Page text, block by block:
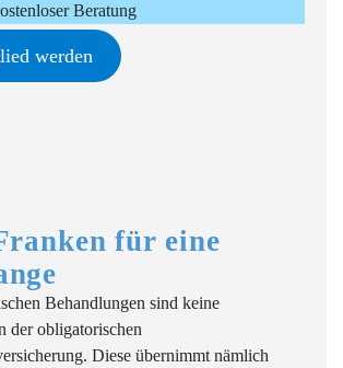
Beratung
werden
für eine
Behandlungen sind keine
der obligatorischen
Diese übernimmt nämlich